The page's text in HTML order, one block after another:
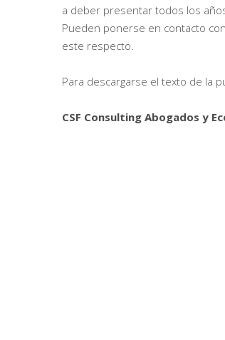
a deber presentar todos los
Pueden ponerse en contacto
este respecto.
Para descargarse el texto de la
CSF Consulting Abogados y